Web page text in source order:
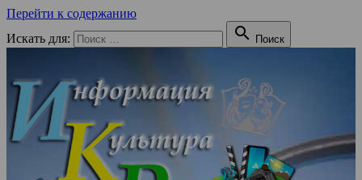
Перейти к содержанию
Искать для:
 Поиск